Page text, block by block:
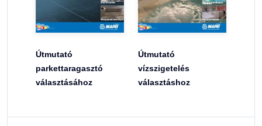
Útmutató
parkettaragasztó
választásához
Útmutató
vízszigetelés
választáshoz